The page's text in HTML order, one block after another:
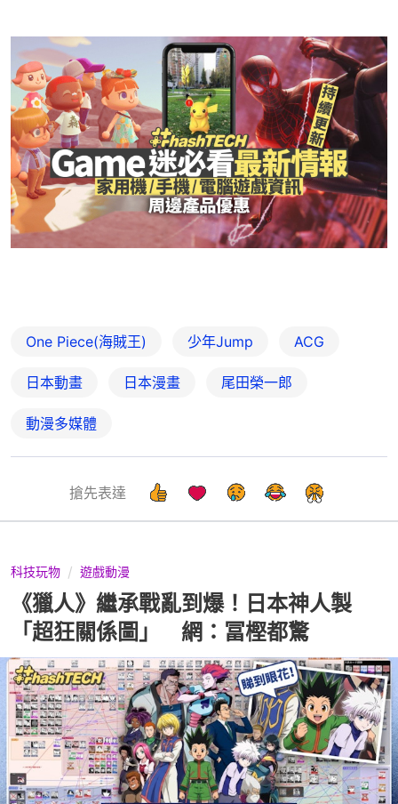
One Piece(海賊王) 少年Jump ACG
日本動畫 日本漫畫 尾田榮一郎
動漫多媒體
搶先表達
科技玩物 遊戲動漫
《獵人》繼承戰亂到爆！日本神人製
「超狂關係圖」 網：冨樫都驚